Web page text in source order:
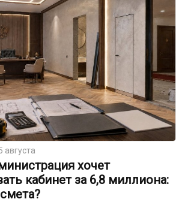
августа
хочет
кабинет за 6,8 миллиона: